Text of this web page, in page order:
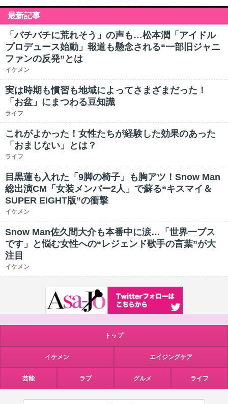
最新記事
「バチバチに荒れそう」の声も…松本潤「アイドル
プロデュース始動」報道も懸念される“一部旧ジャニ
ファンの反発”とは
イケメン
実は時期も慣習も地域によってさまざまだった！
「お盆」にまつわる豆知識
ライフ
これがよかった！女性たちが経験した効果のあった
「おまじない」とは？
ライフ
目黒蓮も入れた「9脚の椅子」も胸アツ！Snow Man
総出演CM「女装メンバー2人」で蘇る“キスマイ＆
SUPER EIGHT版”の衝撃
イケメン
Snow Man佐久間大介も本番中に涙…「世界一ブス
です」と悩む女性への“レジェンド歌手の言葉”が大
注目
イケメン
トップ
イケメン エイジングケア
芸能 ラブ グルメ ライフ